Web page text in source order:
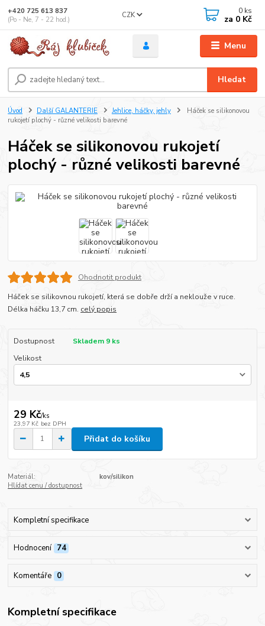
Menu
CZK
Hledat
+420 725 613 837
(Po - Ne, 7 - 22 hod.)
0 ks
za 0 Kč
Úvod Další GALANTERIE Jehlice, háčky, jehly
Háček se silikonovou
rukojetí plochý - různé velikosti barevné
Háček se silikonovou rukojetí
plochý - různé velikosti barevné
Ohodnotit produkt
Háček se silikovnou rukojetí, která se dobře drží a neklouže v ruce.
Délka háčku 13,7 cm. celý popis
Dostupnost
Skladem 9 ks
Velikost
29 Kč/ks
23,97 Kč bez DPH
Přidat do košíku
Materiál:
kov/silikon
Hlídat cenu / dostupnost
Kompletní specifikace
Hodnocení 74
Komentáře 0
Kompletní specifikace